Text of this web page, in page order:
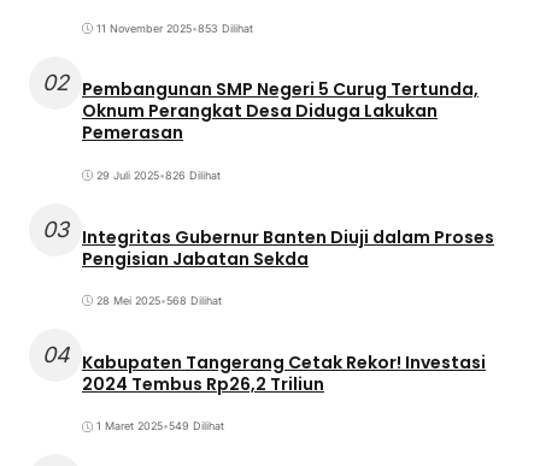
11 November 2025•853 Dilihat
02 Pembangunan SMP Negeri 5 Curug Tertunda,
Oknum Perangkat Desa Diduga Lakukan
Pemerasan
29 Juli 2025•826 Dilihat
03 Integritas Gubernur Banten Diuji dalam Proses
Pengisian Jabatan Sekda
28 Mei 2025•568 Dilihat
04 Kabupaten Tangerang Cetak Rekor! Investasi
2024 Tembus Rp26,2 Triliun
1 Maret 2025•549 Dilihat